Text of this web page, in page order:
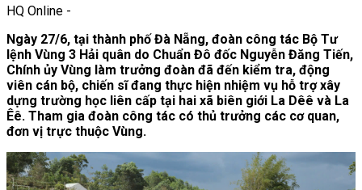
HQ Online -
Ngày 27/6, tại thành phố Đà Nẵng, đoàn công tác Bộ Tư
lệnh Vùng 3 Hải quân do Chuẩn Đô đốc Nguyễn Đăng Tiến,
Chính ủy Vùng làm trưởng đoàn đã đến kiểm tra, động
viên cán bộ, chiến sĩ đang thực hiện nhiệm vụ hỗ trợ xây
dựng trường học liên cấp tại hai xã biên giới La Dêê và La
Êê. Tham gia đoàn công tác có thủ trưởng các cơ quan,
đơn vị trực thuộc Vùng.